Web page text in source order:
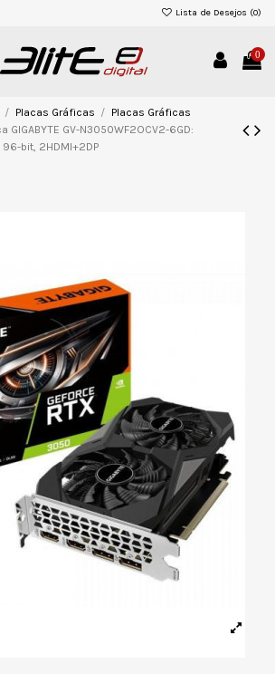
Lista de Desejos (0)
0
Placas Gráficas
Placas Gráficas
GIGABYTE GV-N3050WF2OCV2-6GD:
96-bit, 2HDMI+2DP